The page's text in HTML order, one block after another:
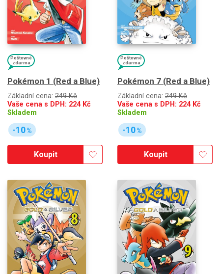
Poštovné
zdarma
Pokémon 1 (Red a Blue)
Základní cena: 249 Kč
Vaše cena s DPH: 224Kč
Skladem
-10%
Koupit
Poštovné
zdarma
Pokémon 7 (Red a Blue)
Základní cena: 249 Kč
Vaše cena s DPH: 224Kč
Skladem
-10%
Koupit